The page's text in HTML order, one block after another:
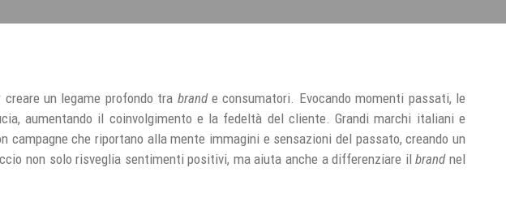
un legame profondo tra brande consumatori. Evocando momenti passati, le
aumentando il coinvolgimento e la fedeltà del cliente. Grandi marchi italiani e
che riportano alla mente immagini e sensazioni del passato, creando un
non solo risveglia sentimenti positivi, ma aiuta anche a differenziare ilbrandnel